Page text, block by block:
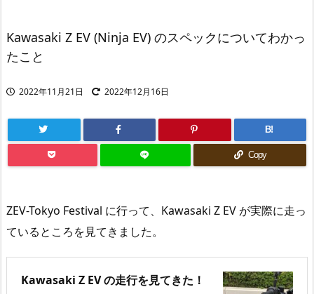
Kawasaki Z EV (Ninja EV) のスペックについてわかっ
たこと
2022年11月21日 2022年12月16日
B!
Copy
ZEV-Tokyo Festival に行って、Kawasaki Z EV が実際に走っ
ているところを見てきました。
Kawasaki Z EV の走行を見てきた！